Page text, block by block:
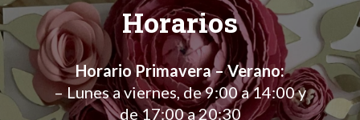
Horarios
Horario Primavera – Verano:
– Lunes a viernes, de 9:00 a 14:00 y
de 17:00 a 20:30